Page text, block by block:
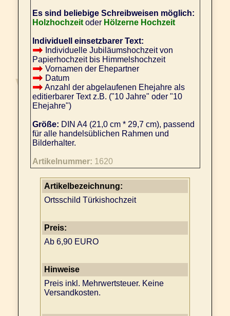
Es sind beliebige Schreibweisen möglich:
Holzhochzeitoder Hölzerne Hochzeit
Individuell einsetzbarer Text:
Individuelle Jubiläumshochzeit von
Papierhochzeit bis Himmelshochzeit
Vornamen der Ehepartner
Datum
Anzahl der abgelaufenen Ehejahre als
editierbarer Text z.B. ("10 Jahre" oder "10
Ehejahre")
Größe: DIN A4 (21,0 cm * 29,7 cm), passend
für alle handelsüblichen Rahmen und
Bilderhalter.
Artikelnummer: 1620
Artikelbezeichnung:
Ortsschild Türkishochzeit
Preis:
Ab 6,90 EURO
Hinweise
Preis inkl. Mehrwertsteuer. Keine
Versandkosten.